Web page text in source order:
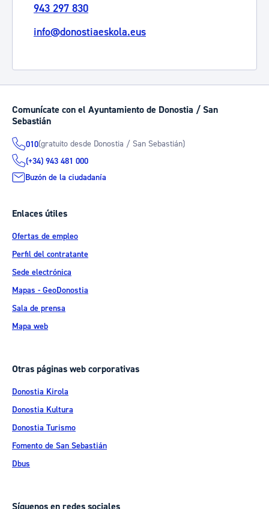
943 297 830
info@donostiaeskola.eus
Comunícate con el Ayuntamiento de Donostia / San
Sebastián
010(gratuito desde Donostia / San Sebastián)
(+34) 943 481 000
Buzón de la ciudadanía
Enlaces útiles
Ofertas de empleo
Perfil del contratante
Sede electrónica
Mapas - GeoDonostia
Sala de prensa
Mapa web
Otras páginas web corporativas
Donostia Kirola
Donostia Kultura
Donostia Turismo
Fomento de San Sebastián
Dbus
Síguenos en redes sociales